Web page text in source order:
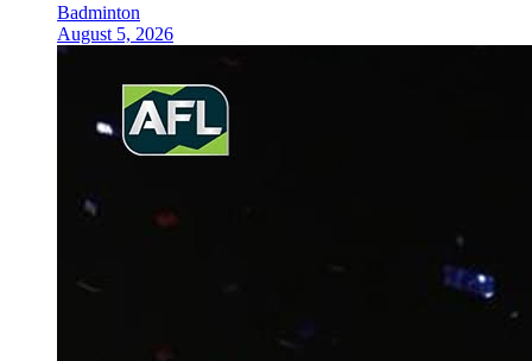
Badminton
August 5, 2026